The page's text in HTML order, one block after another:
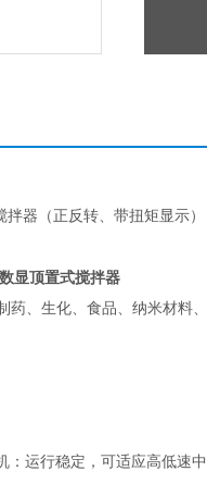
器（正反转、带扭矩显示）
显顶置式搅拌器
药、生化、食品、纳米材料
：运行稳定，可适应高低速